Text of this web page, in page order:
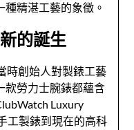
精湛工藝的象徵。
的誕生
時創始人對製錶工藝
款勞力士腕錶都蘊含
Luxury
工製錶到現在的高科